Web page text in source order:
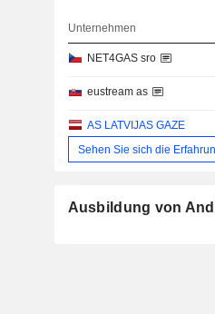
Unternehmen
NET4GAS sro
eustream as
AS LATVIJAS GAZE
Sehen Sie sich die
Ausbildung von